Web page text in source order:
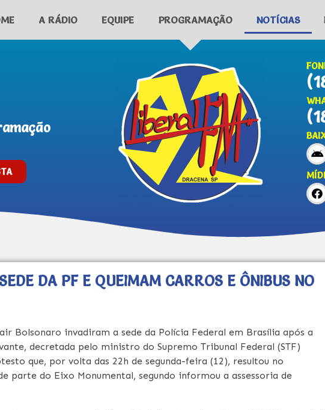
A RÁDIO EQUIPE PROGRAMAÇÃO NOTÍCIAS
DA PF E QUEIMAM CARROS E ÔNIBUS NO
Bolsonaro invadiram a sede da Polícia Federal em Brasília após a
decretada pelo ministro do Supremo Tribunal Federal (STF)
que, por volta das 22h de segunda-feira (12), resultou no
parte do Eixo Monumental, segundo informou a assessoria de